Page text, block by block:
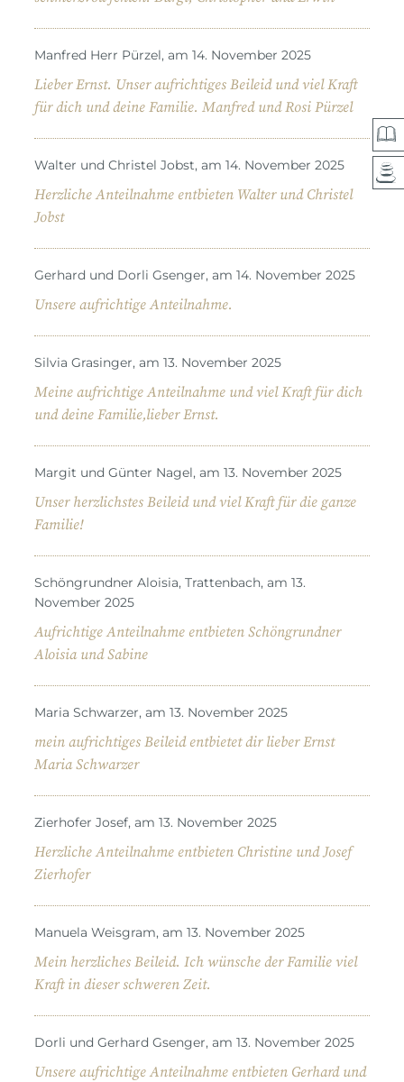
Manfred Herr Pürzel, am 14. November 2025
Lieber Ernst. Unser aufrichtiges Beileid und viel Kraft
für dich und deine Familie. Manfred und Rosi Pürzel
Walter und Christel Jobst, am 14. November 2025
Herzliche Anteilnahme entbieten Walter und Christel
Jobst
Gerhard und Dorli Gsenger, am 14. November 2025
Unsere aufrichtige Anteilnahme.
Silvia Grasinger, am 13. November 2025
Meine aufrichtige Anteilnahme und viel Kraft für dich
und deine Familie,lieber Ernst.
Margit und Günter Nagel, am 13. November 2025
Unser herzlichstes Beileid und viel Kraft für die ganze
Familie!
Schöngrundner Aloisia, Trattenbach, am 13.
November 2025
Aufrichtige Anteilnahme entbieten Schöngrundner
Aloisia und Sabine
Maria Schwarzer, am 13. November 2025
mein aufrichtiges Beileid entbietet dir lieber Ernst
Maria Schwarzer
Zierhofer Josef, am 13. November 2025
Herzliche Anteilnahme entbieten Christine und Josef
Zierhofer
Manuela Weisgram, am 13. November 2025
Mein herzliches Beileid. Ich wünsche der Familie viel
Kraft in dieser schweren Zeit.
Dorli und Gerhard Gsenger, am 13. November 2025
Unsere aufrichtige Anteilnahme entbieten Gerhard und